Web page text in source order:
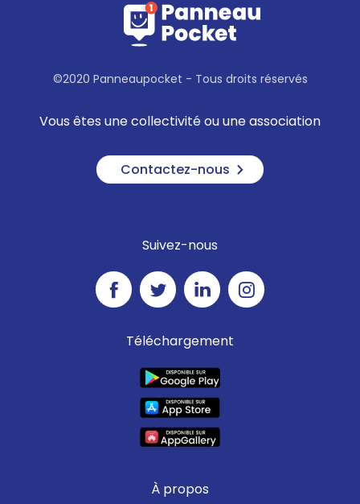
©2020 Panneaupocket - Tous droits réservés
Vous êtes une collectivité ou une association
Contactez-nous
Suivez-nous
Téléchargement
À propos